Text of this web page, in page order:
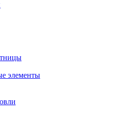
элементы